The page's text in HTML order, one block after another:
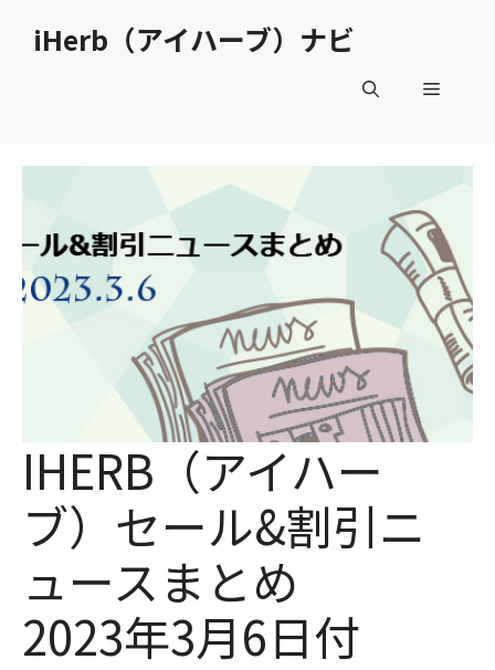
iHerb（アイハーブ）ナビ
メ
ー
IHERB（アイハー
ブ）セール&割引ニ
ュースまとめ
2023年3月6日付